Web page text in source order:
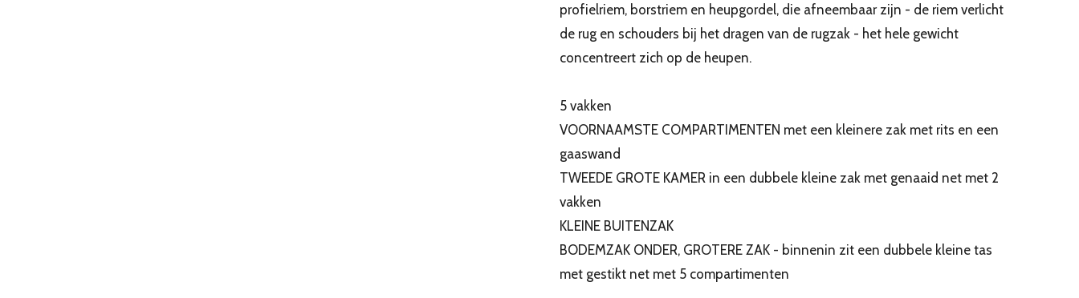
profielriem, borstriem en heupgordel, die afneembaar zijn - de riem verlicht
de rug en schouders bij het dragen van de rugzak - het hele gewicht
concentreert zich op de heupen.
5 vakken
VOORNAAMSTE COMPARTIMENTEN met een kleinere zak met rits en een
gaaswand
TWEEDE GROTE KAMER in een dubbele kleine zak met genaaid net met 2
vakken
KLEINE BUITENZAK
BODEMZAK ONDER, GROTERE ZAK - binnenin zit een dubbele kleine tas
met gestikt net met 5 compartimenten